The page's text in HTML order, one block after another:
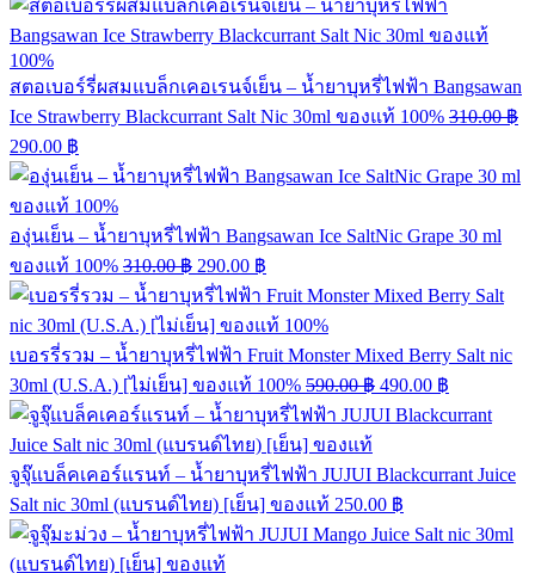
สตอเบอร์รี่ผสมแบล็กเคอเรนจ์เย็น – น้ำยาบุหรี่ไฟฟ้า Bangsawan
Ice Strawberry Blackcurrant Salt Nic 30ml ของแท้ 100% 310.00฿
290.00 ฿
องุ่นเย็น – น้ำยาบุหรี่ไฟฟ้า Bangsawan Ice SaltNic Grape 30 ml
ของแท้ 100% 310.00฿ 290.00 ฿
เบอรรี่รวม – น้ำยาบุหรี่ไฟฟ้า Fruit Monster Mixed Berry Salt nic
30ml (U.S.A.) [ไม่เย็น] ของแท้ 100% 590.00฿ 490.00 ฿
จูจุ๊แบล็คเคอร์แรนท์ – น้ำยาบุหรี่ไฟฟ้า JUJUI Blackcurrant Juice
Salt nic 30ml (แบรนด์ไทย) [เย็น] ของแท้ 250.00 ฿